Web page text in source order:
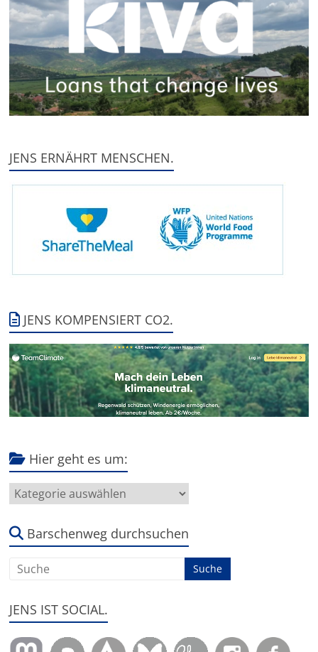
JENS ERNÄHRT MENSCHEN.
JENS KOMPENSIERT CO2.
Hier geht es um:
Hier
geht
um:Barschenweg durchsuchen
JENS IST SOCIAL.